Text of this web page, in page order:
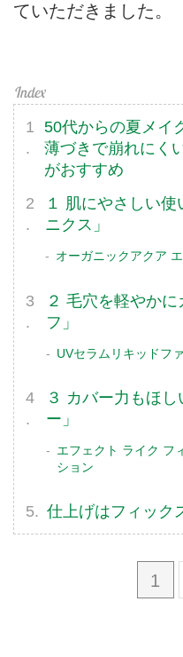
ていただきました。
50代からの夏メイ
薄づきで崩れにく
がおすすめ
１ 肌にやさしい
ニクス」
オーガニックアクア
２ 毛穴を軽やか
フ」
UVセラムリキッドフ
３ カバー力もほ
ー」
エフェクト ライク フ
ション
仕上げはフィック
1